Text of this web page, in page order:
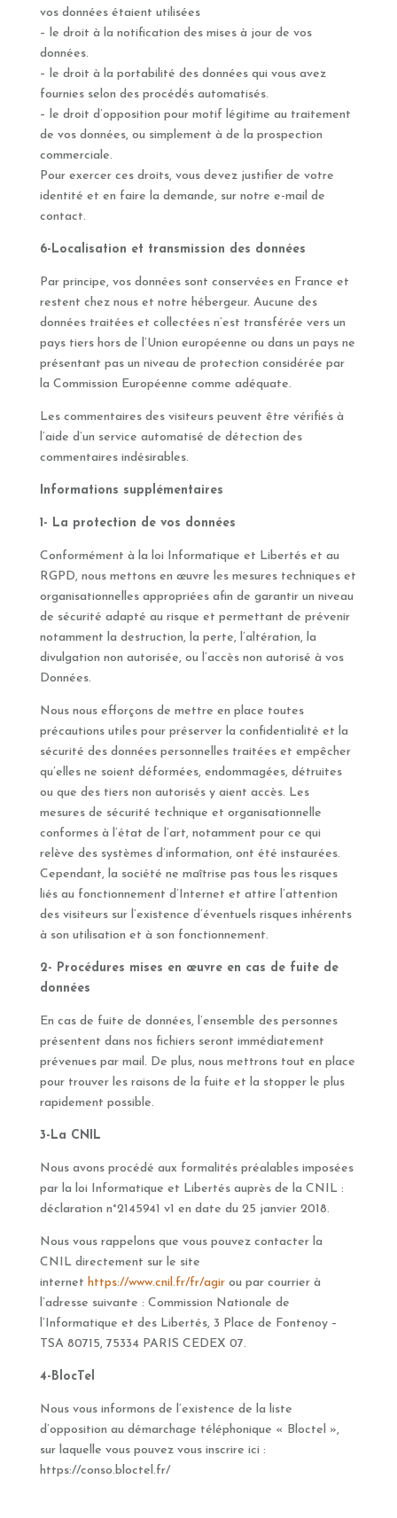
vos données étaient utilisées
– le droit à la notification des mises à jour de vos
données.
– le droit à la portabilité des données qui vous avez
fournies selon des procédés automatisés.
– le droit d’opposition pour motif légitime au traitement
de vos données, ou simplement à de la prospection
commerciale.
Pour exercer ces droits, vous devez justifier de votre
identité et en faire la demande, sur notre e-mail de
contact.
6-Localisation et transmission des données
Par principe, vos données sont conservées en France et
restent chez nous et notre hébergeur. Aucune des
données traitées et collectées n’est transférée vers un
pays tiers hors de l’Union européenne ou dans un pays ne
présentant pas un niveau de protection considérée par
la Commission Européenne comme adéquate.
Les commentaires des visiteurs peuvent être vérifiés à
l’aide d’un service automatisé de détection des
commentaires indésirables.
Informations supplémentaires
1- La protection de vos données
Conformément à la loi Informatique et Libertés et au
RGPD, nous mettons en œuvre les mesures techniques et
organisationnelles appropriées afin de garantir un niveau
de sécurité adapté au risque et permettant de prévenir
notamment la destruction, la perte, l’altération, la
divulgation non autorisée, ou l’accès non autorisé à vos
Données.
Nous nous efforçons de mettre en place toutes
précautions utiles pour préserver la confidentialité et la
sécurité des données personnelles traitées et empêcher
qu’elles ne soient déformées, endommagées, détruites
ou que des tiers non autorisés y aient accès. Les
mesures de sécurité technique et organisationnelle
conformes à l’état de l’art, notamment pour ce qui
relève des systèmes d’information, ont été instaurées.
Cependant, la société ne maîtrise pas tous les risques
liés au fonctionnement d’Internet et attire l’attention
des visiteurs sur l’existence d’éventuels risques inhérents
à son utilisation et à son fonctionnement.
2- Procédures mises en œuvre en cas de fuite de
données
En cas de fuite de données, l’ensemble des personnes
présentent dans nos fichiers seront immédiatement
prévenues par mail. De plus, nous mettrons tout en place
pour trouver les raisons de la fuite et la stopper le plus
rapidement possible.
3-La CNIL
Nous avons procédé aux formalités préalables imposées
par la loi Informatique et Libertés auprès de la CNIL :
déclaration n°2145941 v1 en date du 25 janvier 2018.
Nous vous rappelons que vous pouvez contacter la
CNIL directement sur le site
internet https://www.cnil.fr/fr/agir ou par courrier à
l’adresse suivante : Commission Nationale de
l’Informatique et des Libertés, 3 Place de Fontenoy –
TSA 80715, 75334 PARIS CEDEX 07.
4-BlocTel
Nous vous informons de l’existence de la liste
d’opposition au démarchage téléphonique « Bloctel »,
sur laquelle vous pouvez vous inscrire ici :
https://conso.bloctel.fr/